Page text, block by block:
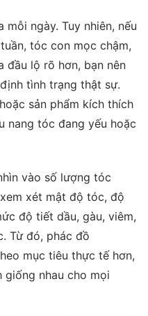
ngày. Tuy nhiên, nếu
tóc con mọc chậm,
đầu lộ rõ hơn, bạn nên
tình trạng thật sự.
sản phẩm kích thích
nang tóc đang yếu hoặc
vào số lượng tóc
xét mật độ tóc, độ
độ tiết dầu, gàu, viêm,
Từ đó, phác đồ
mục tiêu thực tế hơn,
nhau cho mọi